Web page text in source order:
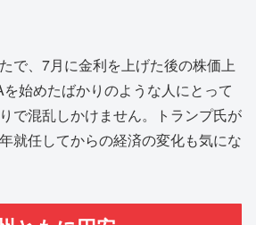
で、7月に金利を上げた後の株価上
始めたばかりのような人にとって
で混乱しかけません。トランプ氏が
就任してからの経済の変化も気にな